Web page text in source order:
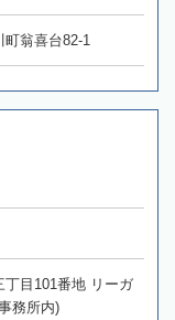
町翁喜台82-1
丁目101番地 リーガ
務所内)